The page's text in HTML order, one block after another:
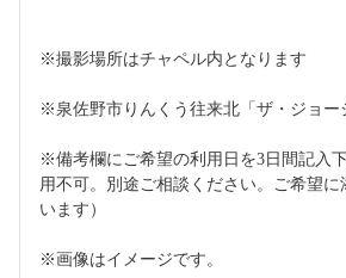
※撮影場所はチャペル内となります
※泉佐野市りんくう往来北「ザ・ジョー
※備考欄にご希望の利用日を3日間記入
用不可。別途ご相談ください。ご希望
います）
※画像はイメージです。